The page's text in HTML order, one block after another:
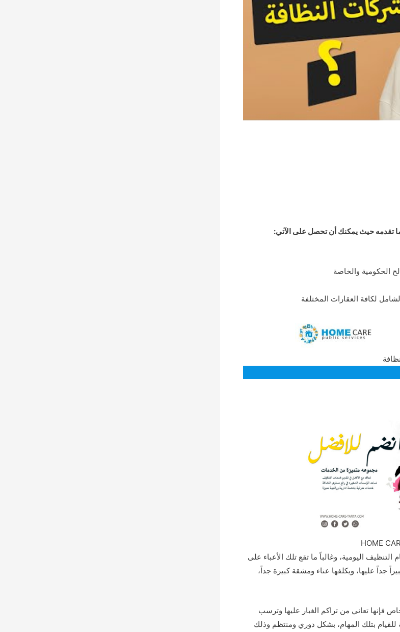
حيث يمكنك أن تحصل على الآتي:
الحكومية والخاصة
لكافة العقارات المختلفة
اليومية، وغالباً ما تقع تلك الأعباء على
جداً عليها، ويكلفها عناء ومشقة كبيرة جداً،
فإنها تعاني من تراكم الغبار عليها وترسب
بتلك المهام، بشكل دوري ومنتظم وذلك